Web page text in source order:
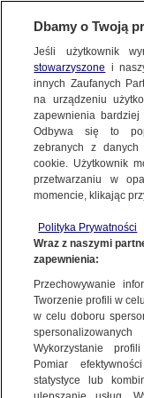
Coolcation to
dla tych,
w upałach
18 CZERWCA 2024 22:04
Upały w
Propozycję dla
wakacji w
Szwecja i
NAJNOWSZE
ZOBACZ FAKTY
FAKTY PO
FAKTY O
WIĘCEJ
KANAŁY
Jedno
Dbamy o Twoją
Jeśli użytkownik
stowarzyszone i
innych Zaufanych
na urządzeniu
zapewnienia bardziej
Odbywa się to
zebranych z danych
cookie. Użytkownik
przetwarzaniu w
momencie, klikając
Polityka Prywatności
Wraz z naszymi
zapewnienia:
Przechowywanie
Tworzenie profili w
w celu doboru
Wykorzystanie
Pomiar
statystyce lub